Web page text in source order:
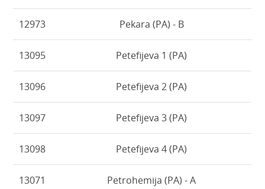
12973 Pekara (PA) - B
13095 Petefijeva 1 (PA)
13096 Petefijeva 2 (PA)
13097 Petefijeva 3 (PA)
13098 Petefijeva 4 (PA)
13071 Petrohemija (PA) - A